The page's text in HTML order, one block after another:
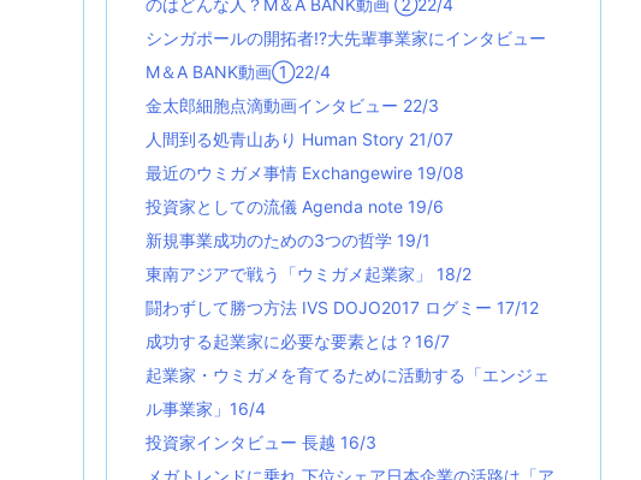
のはどんな人？M＆A BANK動画 ②22/4
シンガポールの開拓者!?大先輩事業家にインタビュー
M＆A BANK動画①22/4
金太郎細胞点滴動画インタビュー 22/3
人間到る処青山あり Human Story 21/07
最近のウミガメ事情 Exchangewire 19/08
投資家としての流儀 Agenda note 19/6
新規事業成功のための3つの哲学 19/1
東南アジアで戦う「ウミガメ起業家」 18/2
闘わずして勝つ方法 IVS DOJO2017 ログミー 17/12
成功する起業家に必要な要素とは？16/7
起業家・ウミガメを育てるために活動する「エンジェ
ル事業家」16/4
投資家インタビュー 長越 16/3
メガトレンドに乗れ 下位シェア日本企業の活路は「ア